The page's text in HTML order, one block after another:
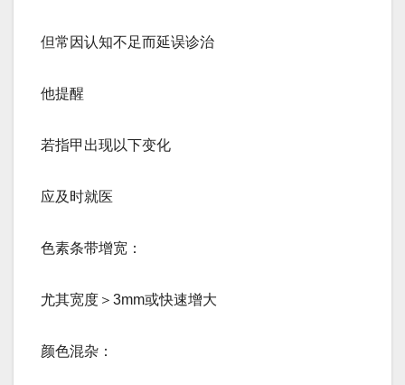
但常因认知不足而延误诊治
他提醒
若指甲出现以下变化
应及时就医
色素条带增宽：
尤其宽度＞3mm或快速增大
颜色混杂：